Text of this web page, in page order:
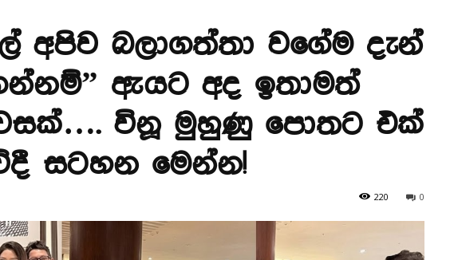
අපිව බලාගත්තා වගේම දැන්
ඇයට අද ඉතාමත්
විනූ මුහුණු පොතට එක්
සටහන මෙන්න!
0
220